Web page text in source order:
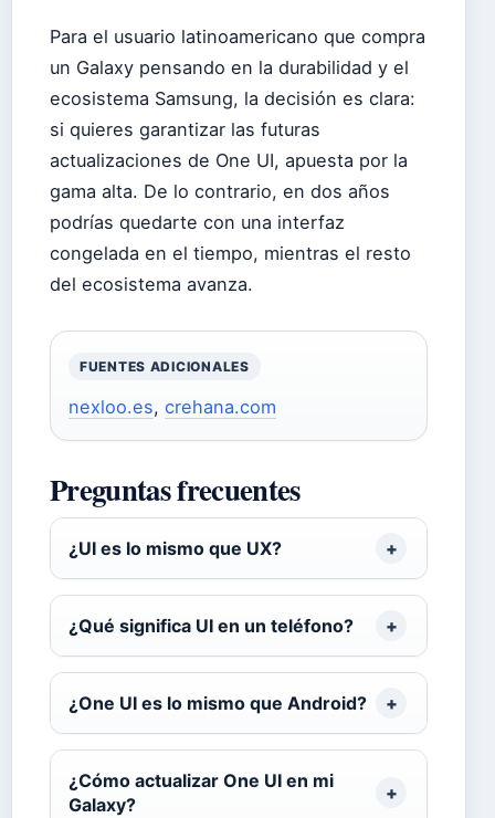
Para el usuario latinoamericano que compra
un Galaxy pensando en la durabilidad y el
ecosistema Samsung, la decisión es clara:
si quieres garantizar las futuras
actualizaciones de One UI, apuesta por la
gama alta. De lo contrario, en dos años
podrías quedarte con una interfaz
congelada en el tiempo, mientras el resto
del ecosistema avanza.
FUENTES ADICIONALES
nexloo.es, crehana.com
Preguntas frecuentes
¿UI es lo mismo que UX?
¿Qué significa UI en un teléfono?
¿One UI es lo mismo que Android?
¿Cómo actualizar One UI en mi
Galaxy?